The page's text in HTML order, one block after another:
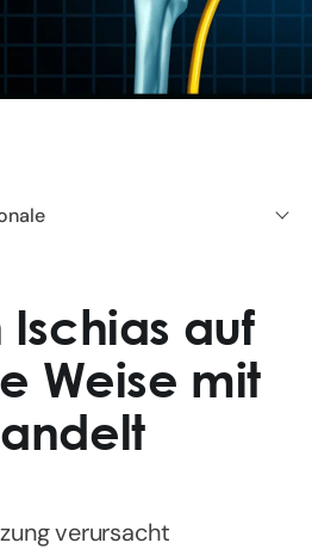
auf
Weise mit
verursacht